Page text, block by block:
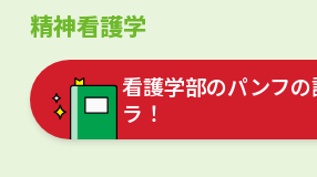
精神看護学
看護学部のパンフ
ラ！